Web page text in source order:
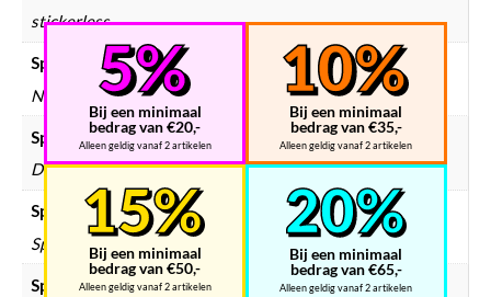
stickerless
Speedcube magneten
Normaal
Speedcube merken
Dayan
Speedcube prijsklasse
Speedcube € 10 – € 25
Speedcube type
Bij een minimaal
bedrag van €20,-
Alleen geldig vanaf 2 artikelen
Bij een minimaal
bedrag van €35,-
Alleen geldig vanaf 2 artikelen
Bij een minimaal
bedrag van €50,-
Alleen geldig vanaf 2 artikelen
Bij een minimaal
bedrag van €65,-
Alleen geldig vanaf 2 artikelen